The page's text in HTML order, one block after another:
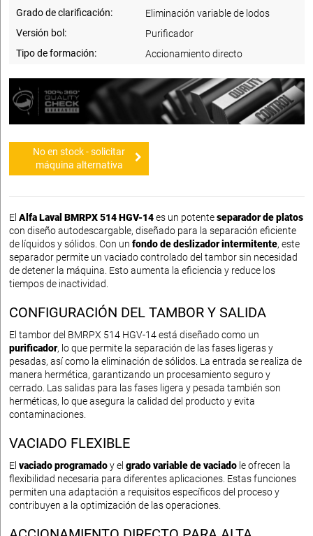
Grado de clarificación:
Eliminación variable de lodos
Versión bol:
Purificador
Tipo de formación:
Accionamiento directo
No en stock - solicitar
máquina alternativa
El Alfa Laval BMRPX 514 HGV-14es un potenteseparador de platos
con diseño autodescargable, diseñado para la separación eficiente
de líquidos y sólidos. Con un fondo de deslizador intermitente, este
separador permite un vaciado controlado del tambor sin necesidad
de detener la máquina. Esto aumenta la eficiencia y reduce los
tiempos de inactividad.
CONFIGURACIÓN DEL TAMBOR Y SALIDA
El tambor del BMRPX 514 HGV-14 está diseñado como un
purificador, lo que permite la separación de las fases ligeras y
pesadas, así como la eliminación de sólidos. La entrada se realiza de
manera hermética, garantizando un procesamiento seguro y
cerrado. Las salidas para las fases ligera y pesada también son
herméticas, lo que asegura la calidad del producto y evita
contaminaciones.
VACIADO FLEXIBLE
El vaciado programadoy el grado variable de vaciado le ofrecen la
flexibilidad necesaria para diferentes aplicaciones. Estas funciones
permiten una adaptación a requisitos específicos del proceso y
contribuyen a la optimización de las operaciones.